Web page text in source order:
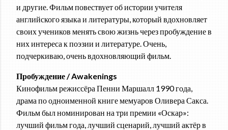
и другие. Фильм повествует об истории учителя
английского языка и литературы, который вдохновляет
своих учеников менять свою жизнь через пробуждение в
них интереса к поэзии и литературе. Очень,
подчеркиваю, очень вдохновляющий фильм.
Пробуждение / Awakenings
Кинофильм режиссёра Пенни Маршалл 1990 года,
драма по одноименной книге мемуаров Оливера Сакса.
Фильм был номинирован на три премии «Оскар»:
лучший фильм года, лучший сценарий, лучший актёр в